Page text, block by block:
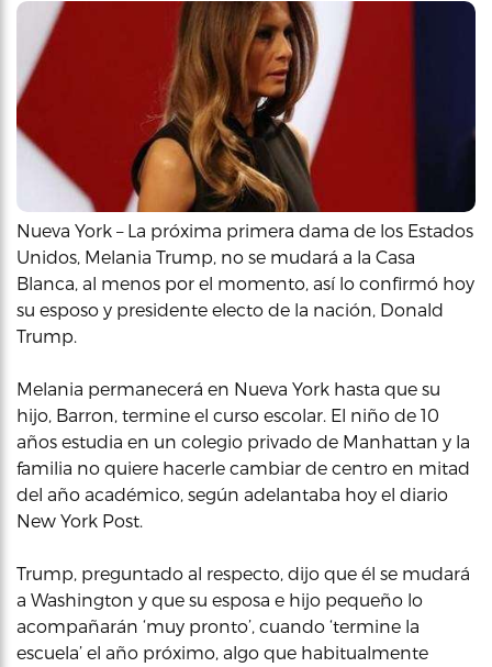
Nueva York – La próxima primera dama de los Estados
Unidos, Melania Trump, no se mudará a la Casa
Blanca, al menos por el momento, así lo confirmó hoy
su esposo y presidente electo de la nación, Donald
Trump.
Melania permanecerá en Nueva York hasta que su
hijo, Barron, termine el curso escolar. El niño de 10
años estudia en un colegio privado de Manhattan y la
familia no quiere hacerle cambiar de centro en mitad
del año académico, según adelantaba hoy el diario
New York Post.
Trump, preguntado al respecto, dijo que él se mudará
a Washington y que su esposa e hijo pequeño lo
acompañarán ‘muy pronto’, cuando ‘termine la
escuela’ el año próximo, algo que habitualmente